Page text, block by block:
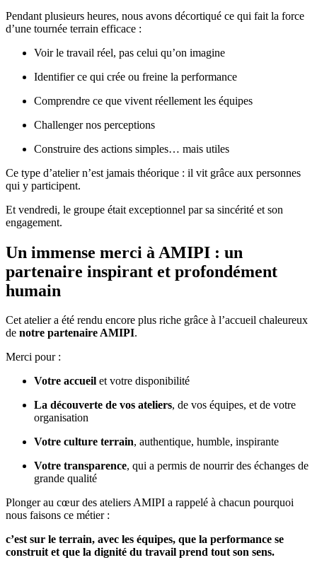
Pendant plusieurs heures, nous avons décortiqué ce qui fait la force
d’une tournée terrain efficace :
Voir le travail réel, pas celui qu’on imagine
Identifier ce qui crée ou freine la performance
Comprendre ce que vivent réellement les équipes
Challenger nos perceptions
Construire des actions simples… mais utiles
Ce type d’atelier n’est jamais théorique : il vit grâce aux personnes
qui y participent.
Et vendredi, le groupe était exceptionnel par sa sincérité et son
engagement.
Un immense merci à AMIPI : un
partenaire inspirant et profondément
humain
Cet atelier a été rendu encore plus riche grâce à l’accueil chaleureux
de notre partenaire AMIPI.
Merci pour :
Votre accueil et votre disponibilité
La découverte de vos ateliers, de vos équipes, et de votre
organisation
Votre culture terrain, authentique, humble, inspirante
Votre transparence, qui a permis de nourrir des échanges de
grande qualité
Plonger au cœur des ateliers AMIPI a rappelé à chacun pourquoi
nous faisons ce métier :
c’est sur le terrain, avec les équipes, que la performance se
construit et que la dignité du travail prend tout son sens.